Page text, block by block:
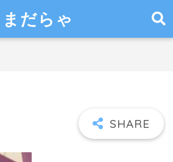
まだらゃ